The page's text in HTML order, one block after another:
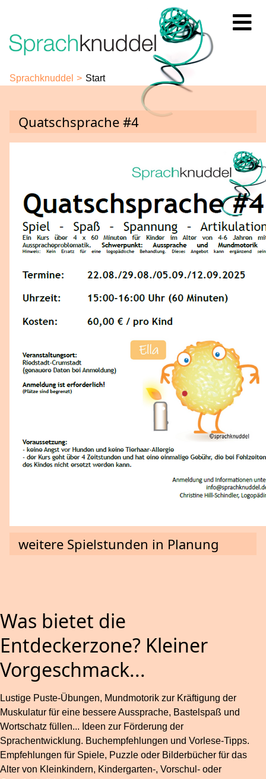
Sprachknuddel Start
Quatschsprache #4
weitere Spielstunden in Planung
Was bietet die
Entdeckerzone? Kleiner
Vorgeschmack...
Lustige Puste-Übungen, Mundmotorik zur Kräftigung der
Muskulatur für eine bessere Aussprache, Bastelspaß und
Wortschatz füllen... Ideen zur Förderung der
Sprachentwicklung. Buchempfehlungen und Vorlese-Tipps.
Empfehlungen für Spiele, Puzzle oder Bilderbücher für das
Alter von Kleinkindern, Kindergarten-, Vorschul- oder